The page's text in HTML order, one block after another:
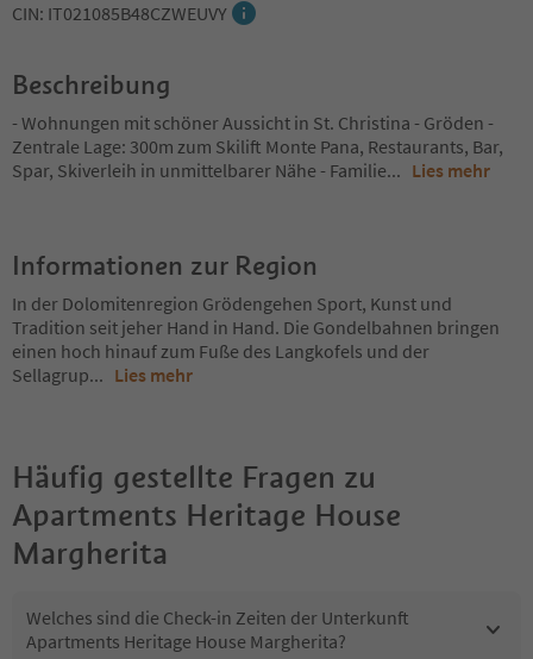
CIN: IT021085B48CZWEUVY
Beschreibung
- Wohnungen mit schöner Aussicht in St. Christina - Gröden -
Zentrale Lage: 300m zum Skilift Monte Pana, Restaurants, Bar,
Spar, Skiverleih in unmittelbarer Nähe - Familie... Lies mehr
Informationen zur Region
In der Dolomitenregion Grödengehen Sport, Kunst und
Tradition seit jeher Hand in Hand. Die Gondelbahnen bringen
einen hoch hinauf zum Fuße des Langkofels und der
Sellagrup... Lies mehr
Häufig gestellte Fragen zu
Apartments Heritage House
Margherita
Welches sind die Check-in Zeiten der Unterkunft
Apartments Heritage House Margherita?